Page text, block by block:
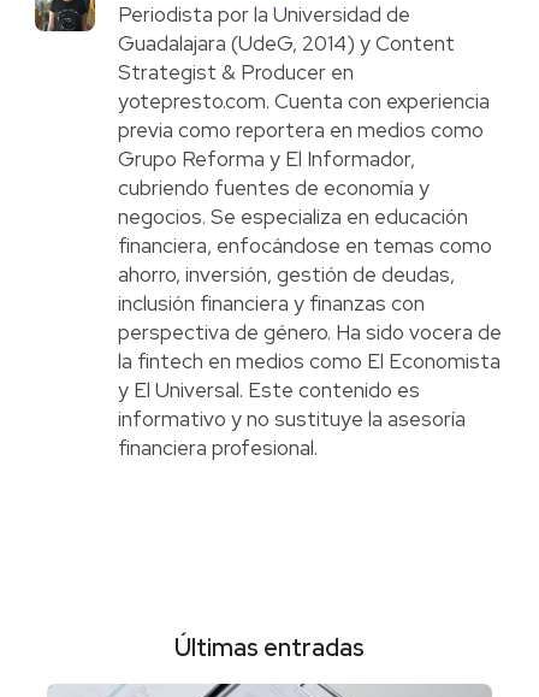
Periodista por la Universidad de
Guadalajara (UdeG, 2014) y Content
Strategist & Producer en
yotepresto.com. Cuenta con experiencia
previa como reportera en medios como
Grupo Reforma y El Informador,
cubriendo fuentes de economía y
negocios. Se especializa en educación
financiera, enfocándose en temas como
ahorro, inversión, gestión de deudas,
inclusión financiera y finanzas con
perspectiva de género. Ha sido vocera de
la fintech en medios como El Economista
y El Universal. Este contenido es
informativo y no sustituye la asesoría
financiera profesional.
Últimas entradas